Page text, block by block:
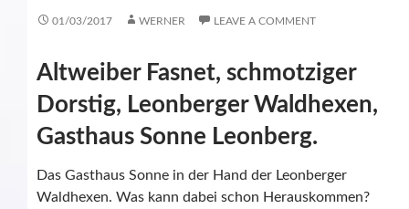
01/03/2017 WERNER LEAVE A COMMENT
Altweiber Fasnet, schmotziger
Dorstig, Leonberger Waldhexen,
Gasthaus Sonne Leonberg.
Das Gasthaus Sonne in der Hand der Leonberger
Waldhexen. Was kann dabei schon Herauskommen?